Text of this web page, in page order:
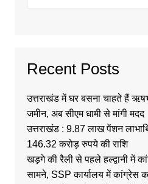
Recent Posts
उत्तराखंड में घर बसना चाहते हैं
जमीन, अब सीएम धामी से मांगी मदद
उत्तराखंड : 9.87 लाख पेंशन
146.32 करोड़ रुपये की राशि
खड़गे की रैली से पहले हल्द्वानी में
सामने, SSP कार्यालय में कांग्रेस